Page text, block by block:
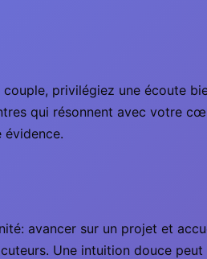
privilégiez une écoute
qui résonnent avec votre
évidence.
avancer sur un projet et
Une intuition douce